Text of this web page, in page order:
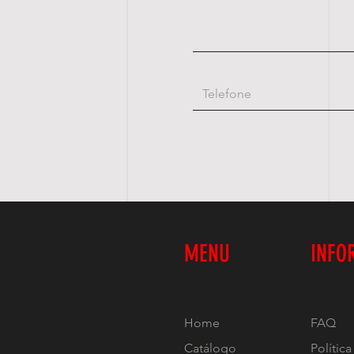
MENU
Home
Catálogo
FAQ